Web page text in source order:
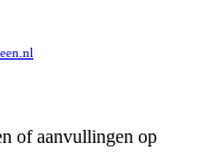
of aanvullingen op